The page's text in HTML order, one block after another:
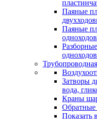
Паяные
Паяные
Затворы
вода,
Краны
Показать